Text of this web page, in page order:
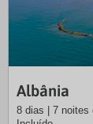
Albânia
8 dias | 7 noites